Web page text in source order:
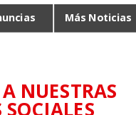
Más Noticias
NUESTRAS
SOCIALES